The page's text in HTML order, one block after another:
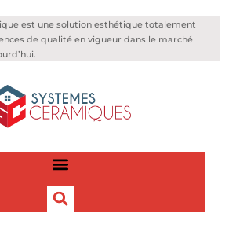
est une solution esthétique totalement
de qualité en vigueur dans le marché